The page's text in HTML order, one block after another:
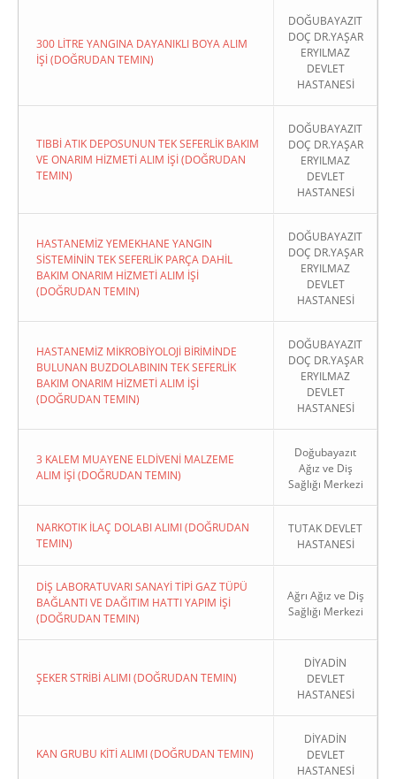
300 LİTRE YANGINA DAYANIKLI BOYA ALIM
İŞİ (DOĞRUDAN TEMIN)
DOĞUBAYAZIT
DOÇ DR.YAŞAR
ERYILMAZ
DEVLET
HASTANESİ
TIBBİ ATIK DEPOSUNUN TEK SEFERLİK BAKIM
VE ONARIM HİZMETİ ALIM İŞİ (DOĞRUDAN
TEMIN)
DOĞUBAYAZIT
DOÇ DR.YAŞAR
ERYILMAZ
DEVLET
HASTANESİ
HASTANEMİZ YEMEKHANE YANGIN
SİSTEMİNİN TEK SEFERLİK PARÇA DAHİL
BAKIM ONARIM HİZMETİ ALIM İŞİ
(DOĞRUDAN TEMIN)
DOĞUBAYAZIT
DOÇ DR.YAŞAR
ERYILMAZ
DEVLET
HASTANESİ
HASTANEMİZ MİKROBİYOLOJİ BİRİMİNDE
BULUNAN BUZDOLABININ TEK SEFERLİK
BAKIM ONARIM HİZMETİ ALIM İŞİ
(DOĞRUDAN TEMIN)
DOĞUBAYAZIT
DOÇ DR.YAŞAR
ERYILMAZ
DEVLET
HASTANESİ
3 KALEM MUAYENE ELDİVENİ MALZEME
ALIM İŞİ (DOĞRUDAN TEMIN)
Doğubayazıt
Ağız ve Diş
Sağlığı Merkezi
NARKOTIK İLAÇ DOLABI ALIMI (DOĞRUDAN
TEMIN)
TUTAK DEVLET
HASTANESİ
DİŞ LABORATUVARI SANAYİ TİPİ GAZ TÜPÜ
BAĞLANTI VE DAĞITIM HATTI YAPIM İŞİ
(DOĞRUDAN TEMIN)
Ağrı Ağız ve Diş
Sağlığı Merkezi
ŞEKER STRİBİ ALIMI (DOĞRUDAN TEMIN)
DİYADİN
DEVLET
HASTANESİ
KAN GRUBU KİTİ ALIMI (DOĞRUDAN TEMIN)
DİYADİN
DEVLET
HASTANESİ